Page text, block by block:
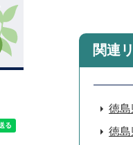
関連
徳
徳島